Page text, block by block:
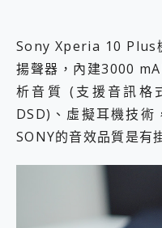
Sony Xperia 10 Plus
揚聲器，內建3000
析音質 (支援音訊格
DSD)、虛擬耳機技術
SONY的音效品質是有